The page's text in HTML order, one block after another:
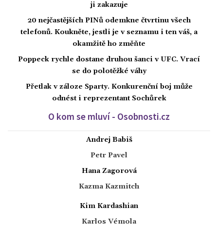
ji zakazuje
20 nejčastějších PINů odemkne čtvrtinu všech
telefonů. Koukněte, jestli je v seznamu i ten váš, a
okamžitě ho změňte
Poppeck rychle dostane druhou šanci v UFC. Vrací
se do polotěžké váhy
Přetlak v záloze Sparty. Konkurenční boj může
odnést i reprezentant Sochůrek
O kom se mluví - Osobnosti.cz
Andrej Babiš
Petr Pavel
Hana Zagorová
Kazma Kazmitch
Kim Kardashian
Karlos Vémola